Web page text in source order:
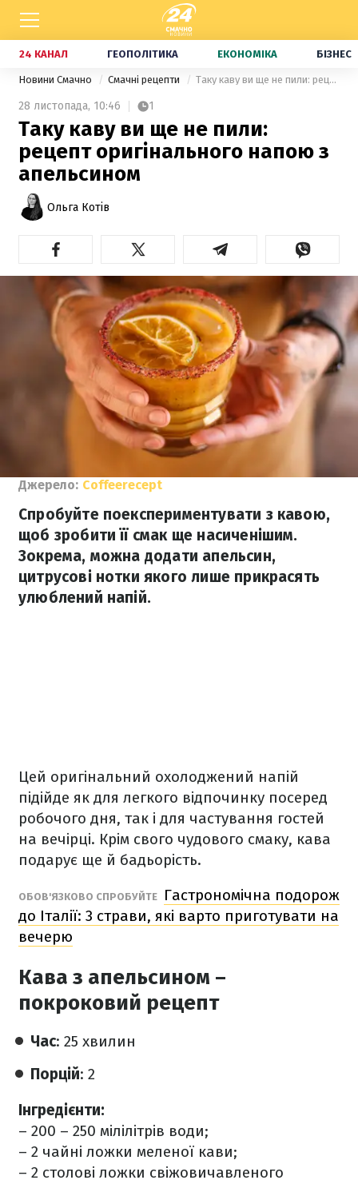
24 КАНАЛ ГЕОПОЛІТИКА ЕКОНОМІКА БІЗНЕС
Новини Смачно Смачні рецепти Таку каву ви ще не пили: рецепт оригінального напою з апельсином
28 листопада, 10:46 1
Таку каву ви ще не пили:
рецепт оригінального напою з
апельсином
Ольга Котів
Джерело: Coffeerecept
Спробуйте поекспериментувати з кавою,
щоб зробити її смак ще насиченішим.
Зокрема, можна додати апельсин,
цитрусові нотки якого лише прикрасять
улюблений напій.
Цей оригінальний охолоджений напій
підійде як для легкого відпочинку посеред
робочого дня, так і для частування гостей
на вечірці. Крім свого чудового смаку, кава
подарує ще й бадьорість.
ОБОВ'ЯЗКОВО СПРОБУЙТЕ
Гастрономічна подорож
до Італії: 3 страви, які варто приготувати на
вечерю
Кава з апельсином –
покроковий рецепт
Час: 25 хвилин
Порцій: 2
Інгредієнти:
– 200 – 250 мілілітрів води;
– 2 чайні ложки меленої кави;
– 2 столові ложки свіжовичавленого